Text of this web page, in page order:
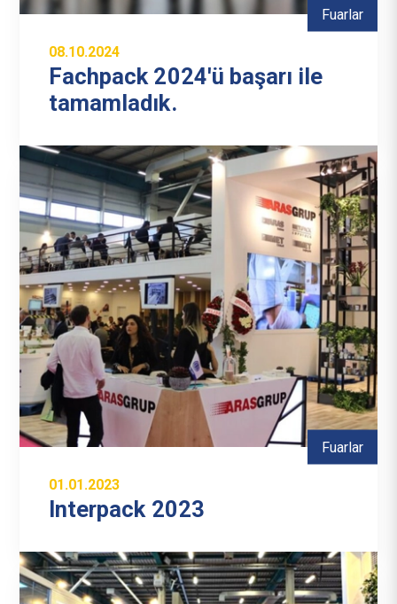
Fuarlar
08.10.2024
Fachpack 2024'ü başarı ile
tamamladık.
Fuarlar
01.01.2023
Interpack 2023